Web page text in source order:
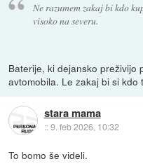
Ne razumem zakaj bi kdo
visoko na severu.
Baterije, ki dejansko preživijo
avtomobila. Le zakaj bi si kdo
stara mama
::9. feb 2026, 10:32
To bomo še videli.